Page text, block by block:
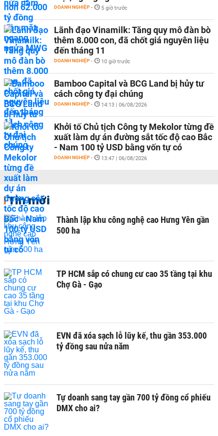
DOANH NGHIỆP - 5 giờ trước
Lãnh đạo Vinamilk: Tăng quy mô đàn bò
thêm 8.000 con, đã chốt giá nguyên liệu
đến tháng 11
DOANH NGHIỆP - 10 giờ trước
Bamboo Capital và BCG Land bị hủy tư
cách công ty đại chúng
DOANH NGHIỆP - 14:13 | 06/08/2026
Khởi tố Chủ tịch Công ty Mekolor từng đề
xuất làm dự án đường sắt tốc độ cao Bắc
- Nam 100 tỷ USD bằng vốn tự có
DOANH NGHIỆP - 13:47 | 06/08/2026
Tin mới
Thành lập khu công nghệ cao Hưng Yên gần
500 ha
TP HCM sắp có chung cư cao 35 tầng tại khu
Chợ Gà - Gạo
EVN đã xóa sạch lỗ lũy kế, thu gần 353.000
tỷ đồng sau nửa năm
Tự doanh sang tay gần 700 tỷ đồng cổ phiếu
DMX cho ai?